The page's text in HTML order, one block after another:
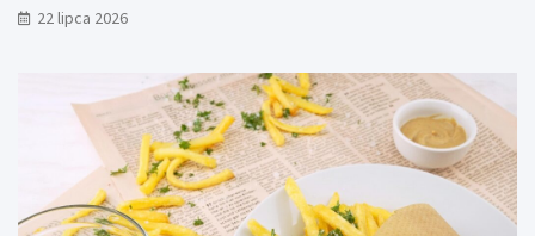
22 lipca 2026